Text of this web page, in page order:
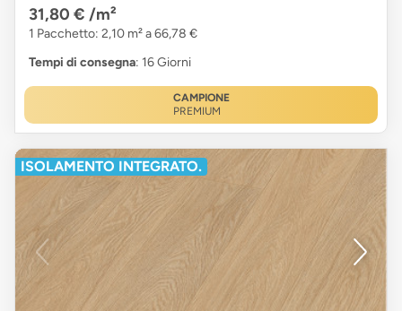
31,80 € /m²
1 Pacchetto: 2,10 m² a 66,78 €
Tempi di consegna: 16 Giorni
CAMPIONE
PREMIUM
ISOLAMENTO INTEGRATO.